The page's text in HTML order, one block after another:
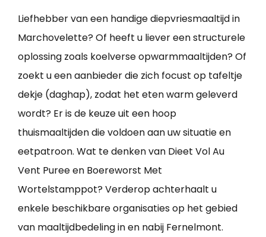
Liefhebber van een handige diepvriesmaaltijd in
Marchovelette? Of heeft u liever een structurele
oplossing zoals koelverse opwarmmaaltijden? Of
zoekt u een aanbieder die zich focust op tafeltje
dekje (daghap), zodat het eten warm geleverd
wordt? Er is de keuze uit een hoop
thuismaaltijden die voldoen aan uw situatie en
eetpatroon. Wat te denken van Dieet Vol Au
Vent Puree en Boereworst Met
Wortelstamppot? Verderop achterhaalt u
enkele beschikbare organisaties op het gebied
van maaltijdbedeling in en nabij Fernelmont.